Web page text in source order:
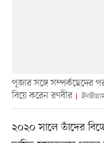
পূজার সঙ্গে সম্পর্কছেদের
বিয়ে করেন রণবীর
২০২০ সালে তাঁদের